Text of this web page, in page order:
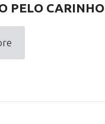
PELO CARINHO